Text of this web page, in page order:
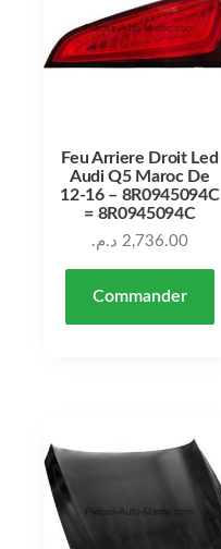
Feu Arriere Droit Led
Audi Q5 Maroc De
12-16 – 8R0945094C
= 8R0945094C
2,736.00 د.م.
Commander